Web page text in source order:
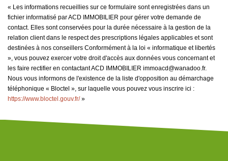
« Les informations recueillies sur ce formulaire sont enregistrées dans un
fichier informatisé par ACD IMMOBILIER pour gérer votre demande de
contact. Elles sont conservées pour la durée nécessaire à la gestion de la
relation client dans le respect des prescriptions légales applicables et sont
destinées à nos conseillers Conformément à la loi « informatique et libertés
», vous pouvez exercer votre droit d'accès aux données vous concernant et
les faire rectifier en contactant ACD IMMOBILIER immoacd@wanadoo.fr.
Nous vous informons de l'existence de la liste d'opposition au démarchage
téléphonique « Bloctel », sur laquelle vous pouvez vous inscrire ici :
https://www.bloctel.gouv.fr/»